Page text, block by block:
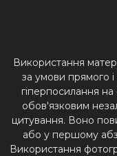
Використання
за умови прямого
гіперпосилання
обов'язковим
цитування. Воно
або у першому
Використання